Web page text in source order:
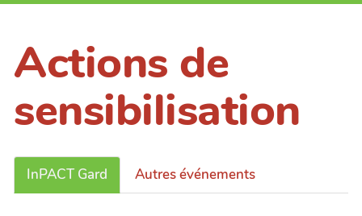
Actions de
sensibilisation
InPACT Gard Autres événements